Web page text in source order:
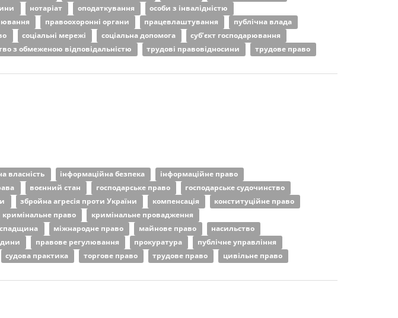
нотаріат оподаткування
особи з інвалідністю
правоохоронні органи працевлаштування
публічна влада
соціальні мережі соціальна допомога
суб’єкт господарювання
з обмеженою відповідальністю трудові правовідносини
трудове право
власність інформаційна безпека
інформаційне право
воєнний стан господарське право
господарське судочинство
збройна агресія проти України компенсація
конституційне право
кримінальне право
кримінальне провадження
міжнародне право майнове право
насильство
правове регулювання прокуратура
публічне управління
судова практика торгове право трудове право
цивільне право